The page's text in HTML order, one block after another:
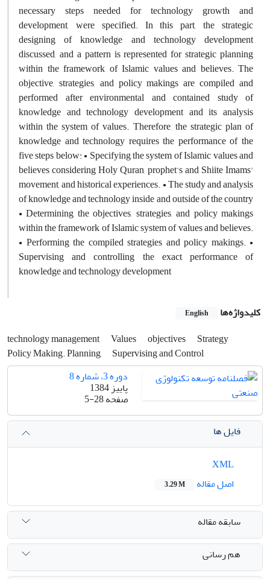
necessary steps needed for technology growth and
development, were specified. In this part, the strategic
designing of knowledge and technology development
discussed, and a pattern is represented for strategic planning
within the framework of Islamic values and believes. The
objective, strategies, and policy makings are compiled and
performed after environmental and contained study of
knowledge and technology development and its analysis
within the system of values. Therefore, the strategic plan of
knowledge and technology requires the performance of the
five steps below: • Specifying the system of Islamic values and
believes considering Holy Quran, prophet's and Shiite Imams'
movement, and historical experiences. • The study and analysis
of knowledge and technology inside and outside of the country
• Determining the objectives, strategies, and policy makings
within the framework of Islamic system of values and believes.
• Performing the compiled strategies and policy makings. •
Supervising and controlling the exact performance of
knowledge and technology development
کلیدواژه‌ها English
technology management Values objectives
Strategy
Policy Making. Planning
Supervising and Control
دوره 3، شماره 8
پاییز 1384
صفحه5-28
فایل ها
اصل مقاله
3.29 M
سابقه مقاله
هم رسانی